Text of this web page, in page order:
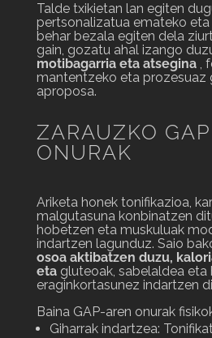
Talde txikietan lan egiten
pertsonalizatua emateko
behar bezala egiten dela
gain, gozatu ahal izango
motibagarria eta atsegina ,
mantentzeko eta prozesuaz
aproposa.
ZARAUZKO
ONURAK
Ariketa honek tonifikazioa,
malgutasuna konbinatzen
hobetzen eta muskuluak
indartzen lagunduz. Saio
osoa aktibatzen duzu,
eta gluteoak, sabelaldea eta
eraginkortasunez indartzen
Baina GAP-aren onurak
Giharrak indartzea: